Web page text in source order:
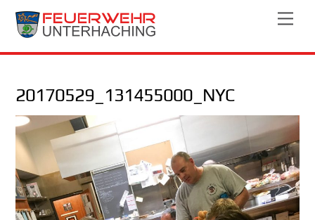
Skip
20170529_131455000_NYC